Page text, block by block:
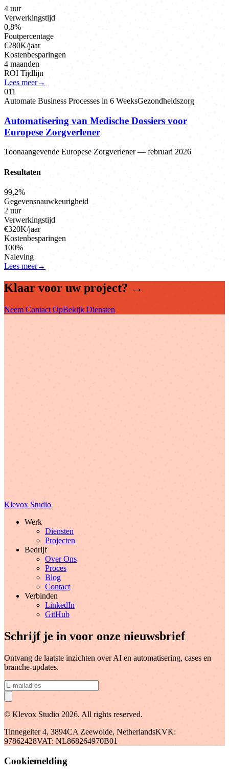
4 uur
Verwerkingstijd
0,8%
Foutpercentage
€280K/jaar
Kostenbesparingen
4 maanden
ROI Tijdlijn
Lees meer→
011
Automate Business Processes in 6 WeeksGezondheidszorg
Automatisering van Medische Dossiers voor
Europese Zorgverlener
Toonaangevende Europese Zorgverlener — februari 2026
Resultaten
99,2%
Gegevensnauwkeurigheid
2 uur
Verwerkingstijd
€320K/jaar
Kostenbesparingen
100%
Naleving
Lees meer→
Klaar voor uw project? →
Neem Contact OpBekijk Diensten
Klevox Studio
Werk
Diensten
Projecten
Bedrijf
Over Ons
Proces
Blog
Contact
Verbinden
LinkedIn
GitHub
Schrijf je in voor onze nieuwsbrief
Ontvang de laatste inzichten over AI en automatisering, cases en
branche-updates.
© Klevox Studio 2026. All rights reserved.
Tinnegeiter 4, 3894CA Zeewolde, NetherlandsKVK:
97862428VAT: NL868264970B01
Cookiemelding